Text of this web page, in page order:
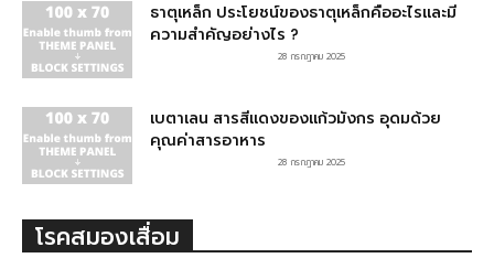
ธาตุเหล็ก ประโยชน์ของธาตุเหล็กคืออะไรและมี
ความสำคัญอย่างไร ?
28 กรกฎาคม 2025
เบตาเลน สารสีแดงของแก้วมังกร อุดมด้วย
คุณค่าสารอาหาร
28 กรกฎาคม 2025
โรคสมองเสื่อม